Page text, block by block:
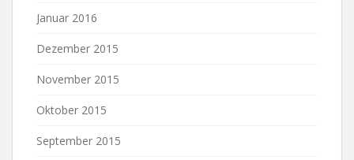
Januar 2016
Dezember 2015
November 2015
Oktober 2015
September 2015